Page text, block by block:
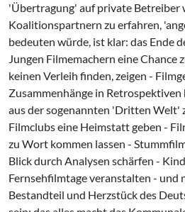
'Übertragung' auf private Betreiber
Koalitionspartnern zu erfahren,
bedeuten würde, ist klar: das Ende
Jungen Filmemachern eine Chance
keinen Verleih finden, zeigen -
Zusammenhänge in
aus der sogenannten 'Dritten Welt'
Filmclubs eine Heimstatt geben -
zu Wort kommen lassen -
Blick durch Analysen schärfen -
Fernsehfilmtage veranstalten - und
Bestandteil und Herzstück des